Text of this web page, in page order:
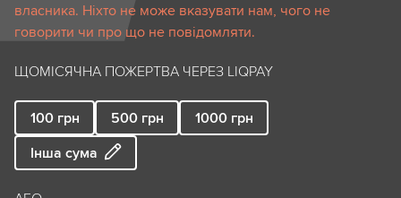
власника. Ніхто не може вказувати нам, чого не
говорити чи про що не повідомляти.
ЩОМІСЯЧНА ПОЖЕРТВА ЧЕРЕЗ LIQPAY
100 грн 500 грн 1000 грн
Інша сума